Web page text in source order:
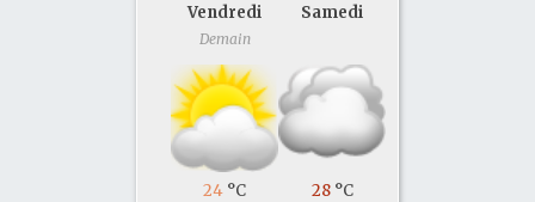
Vendredi
Demain
24 °C
Samedi
28 °C